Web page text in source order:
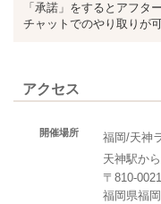
「承諾」をするとアフタ
チャットでのやり取りが
アクセス
開催場所
福岡/天神
天神駅か
〒810-0021
福岡県福